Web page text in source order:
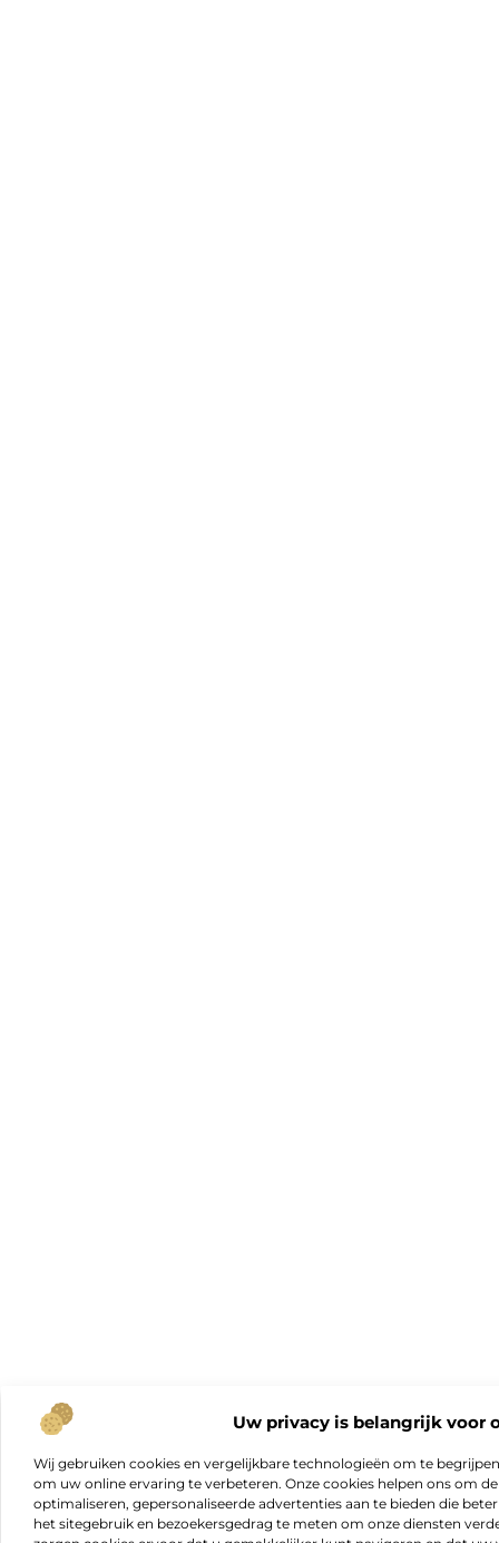
Uw privacy is belangrijk voor
Wij gebruiken cookies en vergelijkbare technologieën om te
om uw online ervaring te verbeteren. Onze cookies helpen ons om
optimaliseren, gepersonaliseerde advertenties aan te bieden die
het sitegebruik en bezoekersgedrag te meten om onze diensten